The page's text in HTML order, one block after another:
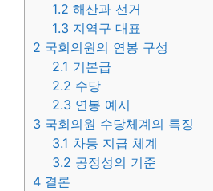
1.2 해산과 선거
1.3 지역구 대표
2 국회의원의 연봉 구성
2.1 기본급
2.2 수당
2.3 연봉 예시
3 국회의원 수당체계의 특징
3.1 차등 지급 체계
3.2 공정성의 기준
4 결론